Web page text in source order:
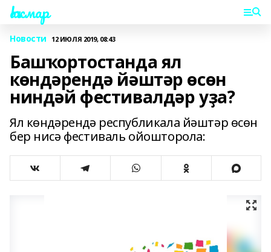
Һаҡмар
Новости 12 ИЮЛЯ 2019, 08:43
Башҡортостанда ял
көндәрендә йәштәр өсөн
ниндәй фестивалдәр уҙа?
Ял көндәрендә республикала йәштәр өсөн
бер нисә фестиваль ойошторола: